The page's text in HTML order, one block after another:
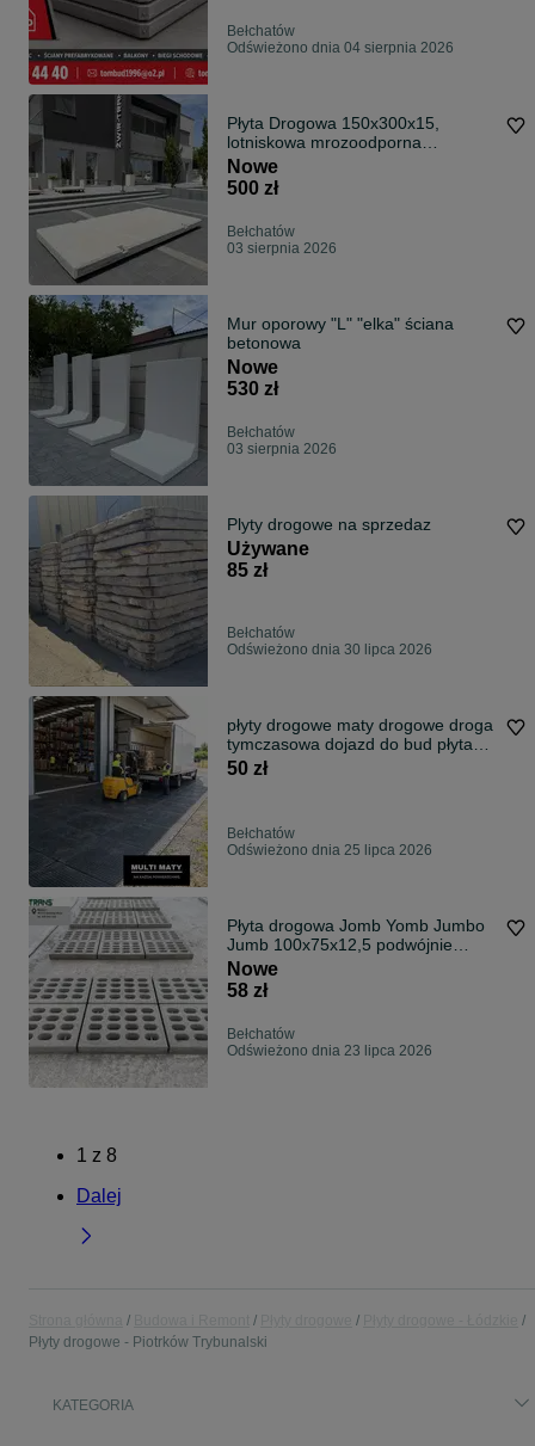
Bełchatów
Odświeżono dnia 04 sierpnia 2026
Płyta Drogowa 150x300x15,
lotniskowa mrozoodporna
C30/37/W8F150
Nowe
500 zł
Bełchatów
03 sierpnia 2026
Mur oporowy "L" "elka" ściana
betonowa
Nowe
530 zł
Bełchatów
03 sierpnia 2026
Plyty drogowe na sprzedaz
Używane
85 zł
Bełchatów
Odświeżono dnia 30 lipca 2026
płyty drogowe maty drogowe droga
tymczasowa dojazd do bud płyta
chodnikowa zabezpieczenie terenu
50 zł
Bełchatów
Odświeżono dnia 25 lipca 2026
Płyta drogowa Jomb Yomb Jumbo
Jumb 100x75x12,5 podwójnie
zbrojona
Nowe
58 zł
Bełchatów
Odświeżono dnia 23 lipca 2026
1 z 8
Dalej
Płyty drogowe - Piotrków Trybunalski
KATEGORIA